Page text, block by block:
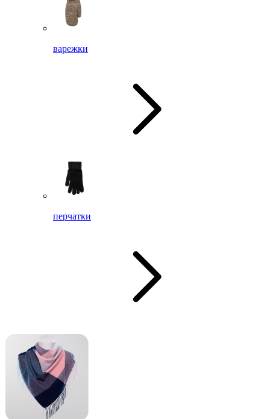
варежки
перчатки